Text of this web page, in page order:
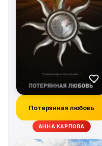
Потерянная любовь
АННА КАРПОВА